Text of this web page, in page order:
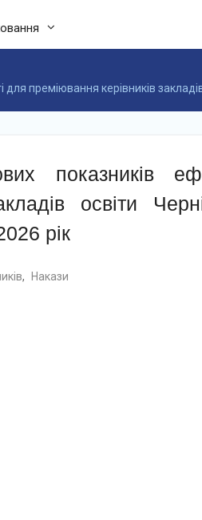
преміювання керівників
показників
освіти
рік
, Накази